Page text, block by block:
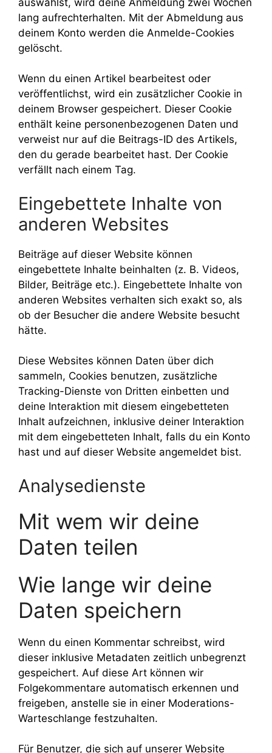
lang aufrechterhalten. Mit der Abmeldung aus
deinem Konto werden die Anmelde-Cookies
gelöscht.
Wenn du einen Artikel bearbeitest oder
veröffentlichst, wird ein zusätzlicher Cookie in
deinem Browser gespeichert. Dieser Cookie
enthält keine personenbezogenen Daten und
verweist nur auf die Beitrags-ID des Artikels,
den du gerade bearbeitet hast. Der Cookie
verfällt nach einem Tag.
Eingebettete Inhalte von
anderen Websites
Beiträge auf dieser Website können
eingebettete Inhalte beinhalten (z. B. Videos,
Bilder, Beiträge etc.). Eingebettete Inhalte von
anderen Websites verhalten sich exakt so, als
ob der Besucher die andere Website besucht
hätte.
Diese Websites können Daten über dich
sammeln, Cookies benutzen, zusätzliche
Tracking-Dienste von Dritten einbetten und
deine Interaktion mit diesem eingebetteten
Inhalt aufzeichnen, inklusive deiner Interaktion
mit dem eingebetteten Inhalt, falls du ein Konto
hast und auf dieser Website angemeldet bist.
Analysedienste
Mit wem wir deine
Daten teilen
Wie lange wir deine
Daten speichern
Wenn du einen Kommentar schreibst, wird
dieser inklusive Metadaten zeitlich unbegrenzt
gespeichert. Auf diese Art können wir
Folgekommentare automatisch erkennen und
freigeben, anstelle sie in einer Moderations-
Warteschlange festzuhalten.
Für Benutzer, die sich auf unserer Website